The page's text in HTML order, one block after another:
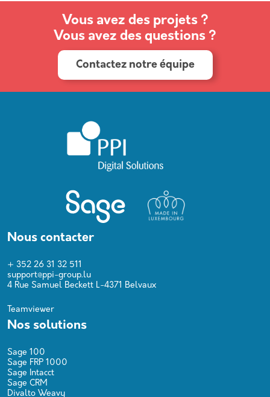
Vous avez des projets ?
Vous avez des questions ?
Contactez notre équipe
Nous contacter
+ 352 26 31 32 511
support@ppi-group.lu
4 Rue Samuel Beckett L-4371 Belvaux
Teamviewer
Nos solutions
Sage 100
Sage FRP 1000
Sage Intacct
Sage CRM
Divalto Weavy